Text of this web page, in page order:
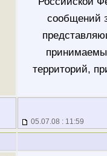
сообщений
территорий,
05.07.08 : 11:59